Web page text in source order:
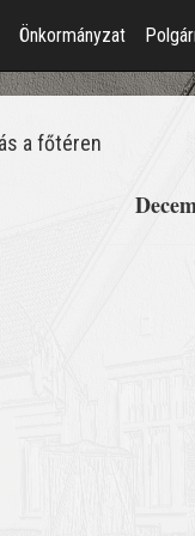
Önkormányzat
a főtéren